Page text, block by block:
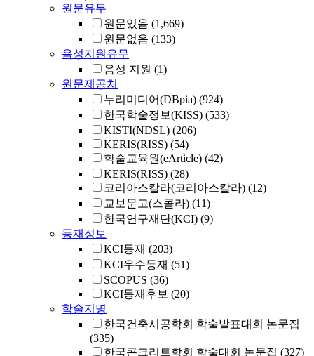
원문유무
원문있음 (1,669)
원문없음 (133)
음성지원유무
음성 지원 (1)
원문제공처
누리미디어(DBpia) (924)
한국학술정보(KISS) (533)
KISTI(NDSL) (206)
KERIS(RISS) (54)
학술교육원(eArticle) (42)
KERIS(RISS) (28)
코리아스칼라(코리아스칼라) (12)
교보문고(스콜라) (11)
한국연구재단(KCI) (9)
등재정보
KCI등재 (203)
KCI우수등재 (51)
SCOPUS (36)
KCI등재후보 (20)
학술지명
한국건축시공학회 학술발표대회 논문집
(335)
한국콘크리트학회 학술대회 논문집 (327)